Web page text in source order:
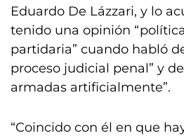
Eduardo De Lázzari, y lo
tenido una opinión
partidaria” cuando habló
proceso judicial penal” y
armadas artificialmente”.
“Coincido con él en que